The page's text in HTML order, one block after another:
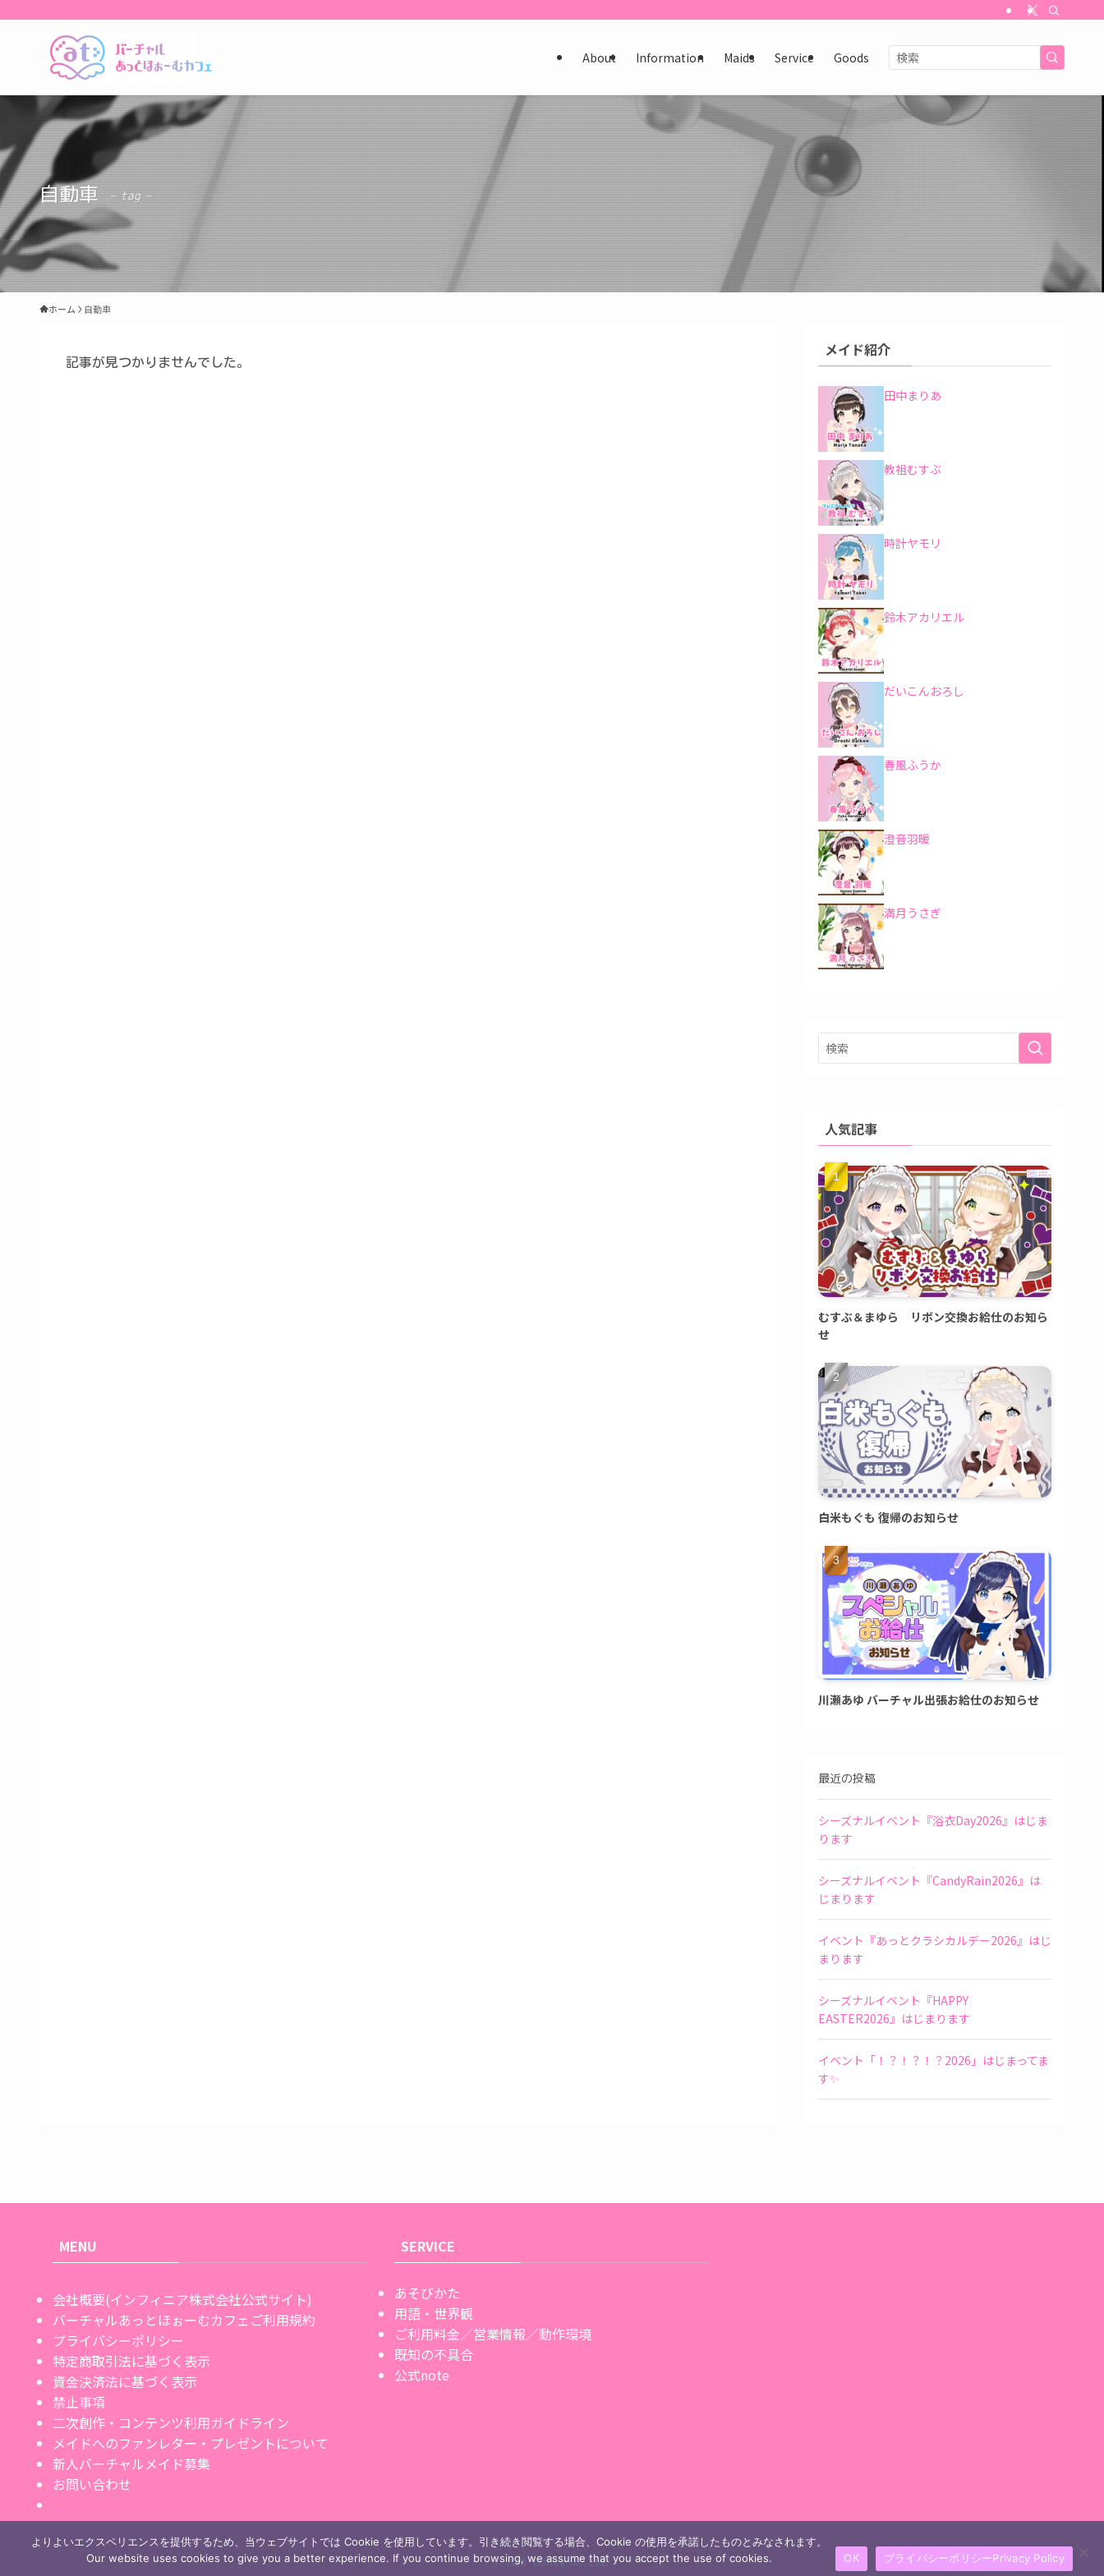
About Information Maids Service Goods
自動車 – tag –
ホーム 自動車
記事が見つかりませんでした。
メイド紹介
田中まりあ
教祖むすぶ
時計ヤモリ
鈴木アカリエル
だいこんおろし
春風ふうか
澄音羽暖
満月うさぎ
人気記事
むすぶ＆まゆら リボン交換お給仕のお知ら
せ
白米もぐも 復帰のお知らせ
川瀬あゆ バーチャル出張お給仕のお知らせ
最近の投稿
シーズナルイベント『浴衣Day2026』はじま
ります
シーズナルイベント『CandyRain2026』は
じまります
イベント『あっとクラシカルデー2026』はじ
まります
シーズナルイベント『HAPPY
EASTER2026』はじまります
イベント「！？！？！？2026」はじまってま
す✨
MENU
会社概要(インフィニア株式会社公式サイト)
バーチャルあっとほぉーむカフェご利用規約
プライバシーポリシー
特定商取引法に基づく表示
資金決済法に基づく表示
禁止事項
二次創作・コンテンツ利用ガイドライン
メイドへのファンレター・プレゼントについて
新人バーチャルメイド募集
お問い合わせ
SERVICE
あそびかた
用語・世界観
ご利用料金／営業情報／動作環境
既知の不具合
公式note
©2023 Infinia Co.,Ltd.
よりよいエクスペリエンスを提供するため、当ウェブサイトでは Cookie を使用しています。引き続き閲覧する場合、Cookie の使用を承諾したものとみなされます。
Our website uses cookies to give you a better experience. If you continue browsing, we assume that you accept the use of cookies.
OK プライバシーポリシーPrivacy Policy